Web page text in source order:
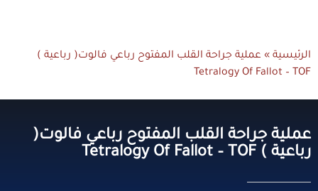
الرئيسية » عملية جراحة القلب المفتوح رباعي فالوت( رباعية )
Tetralogy Of Fallot – TOF‎‎
عملية جراحة القلب المفتوح رباعي فالوت(
رباعية ) Tetralogy Of Fallot – TOF‎‎